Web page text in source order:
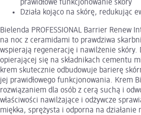
prawidłowe funkcjonowanie skóry
Działa kojąco na skórę, redukując
Bielenda PROFESSIONAL Barrier Renew
na noc z ceramidami to prawdziwa
wspierają regenerację i nawilżenie
opierającej się na składnikach cementu
krem skutecznie odbudowuje barierę
jej prawidłowego funkcjonowania. Krem
rozwiązaniem dla osób z cerą suchą i
właściwości nawilżające i odżywcze
miękka, sprężysta i odporna na działanie